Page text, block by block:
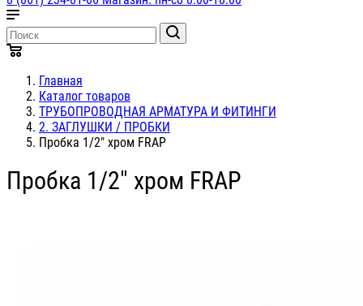
Главная
Каталог товаров
ТРУБОПРОВОДНАЯ АРМАТУРА И ФИТИНГИ
2. ЗАГЛУШКИ / ПРОБКИ
Пробка 1/2" хром FRAP
Пробка 1/2" хром FRAP